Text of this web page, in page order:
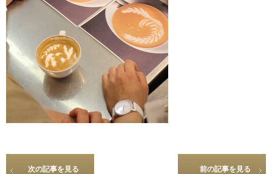
次の記事を見る 前の記事を見る